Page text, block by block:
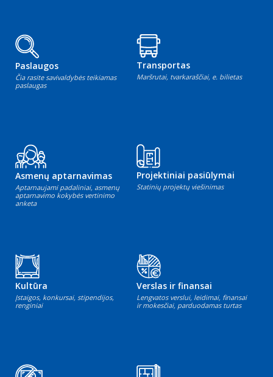
Paslaugos
Čia rasite savivaldybės teikiamas
paslaugas
Transportas
Maršrutai, tvarkaraščiai, e. bilietas
Asmenų aptarnavimas
Aptarnaujami padaliniai, asmenų
aptarnavimo kokybės vertinimo
anketa
Projektiniai pasiūlymai
Statinių projektų viešinimas
Kultūra
Įstaigos, konkursai, stipendijos,
renginiai
Verslas ir finansai
Lengvatos verslui, leidimai, finansai
ir mokesčiai, parduodamas turtas